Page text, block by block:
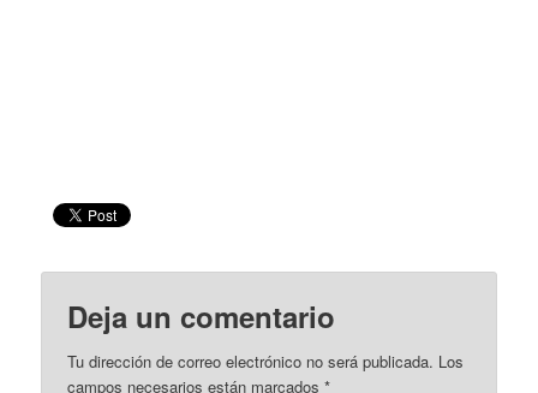
Deja un comentario
Tu dirección de correo electrónico no será publicada. Los
campos necesarios están marcados*